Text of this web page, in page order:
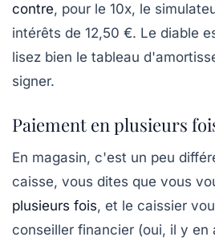
contre, pour le 10x, le
intérêts de 12,50 €. Le diable
lisez bien le tableau
signer.
Paiement en plusieurs
En magasin, c'est un peu
caisse, vous dites que vous
plusieurs fois, et le caissier
conseiller financier (oui, il y en